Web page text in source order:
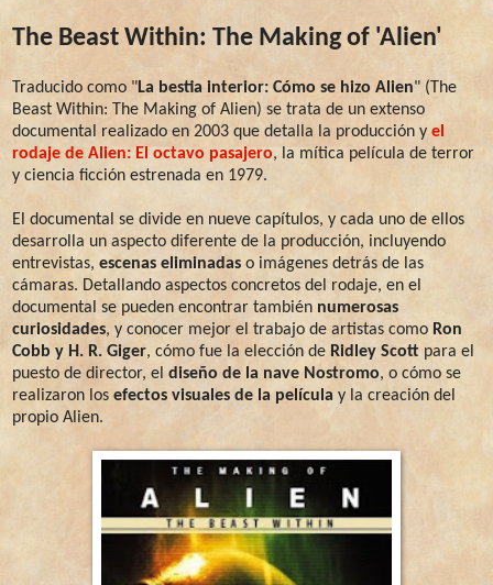
The Beast Within: The Making of 'Alien'
Traducido como "La bestia interior: Cómo se hizo Alien" (The
Beast Within: The Making of Alien) se trata de un extenso
documental realizado en 2003 que detalla la producción y el
rodaje de Alien: El octavo pasajero, la mítica película de terror
y ciencia ficción estrenada en 1979.
El documental se divide en nueve capítulos, y cada uno de ellos
desarrolla un aspecto diferente de la producción, incluyendo
entrevistas, escenas eliminadas o imágenes detrás de las
cámaras. Detallando aspectos concretos del rodaje, en el
documental se pueden encontrar también numerosas
curiosidades, y conocer mejor el trabajo de artistas como Ron
Cobb y H. R. Giger, cómo fue la elección de Ridley Scott para el
puesto de director, el diseño de la nave Nostromo, o cómo se
realizaron los efectos visuales de la película y la creación del
propio Alien.